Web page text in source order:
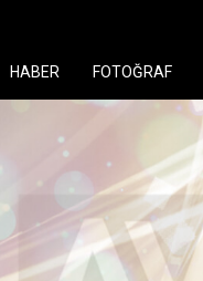
HABER FOTOĞRAF